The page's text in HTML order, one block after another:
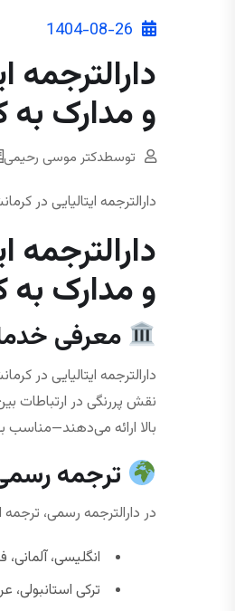
1404-08-26
و مدارک به
توسطدکتر موسی رحیمی
دارالترجمه ایتالیایی در
و مدارک به
معرفی
دارالترجمه ایتالیایی در
نقش پررنگی در ارتباطات
بالا ارائه می‌دهند—مناسب
ترجمه
در دارالترجمه رسمی،
انگلیسی، آلمانی،
ترکی استانبولی،